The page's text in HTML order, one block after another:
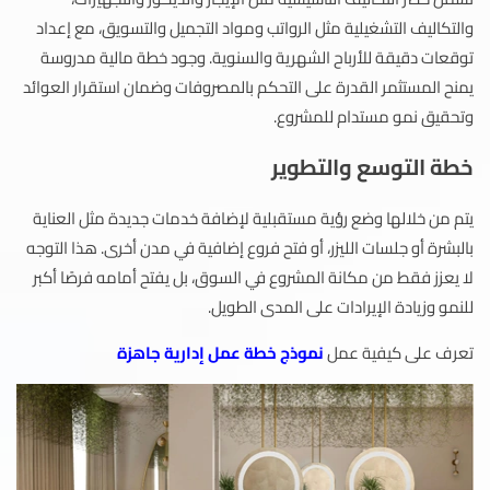
والتكاليف التشغيلية مثل الرواتب ومواد التجميل والتسويق، مع إعداد
توقعات دقيقة للأرباح الشهرية والسنوية. وجود خطة مالية مدروسة
يمنح المستثمر القدرة على التحكم بالمصروفات وضمان استقرار العوائد
وتحقيق نمو مستدام للمشروع.
خطة التوسع والتطوير
يتم من خلالها وضع رؤية مستقبلية لإضافة خدمات جديدة مثل العناية
بالبشرة أو جلسات الليزر، أو فتح فروع إضافية في مدن أخرى. هذا التوجه
لا يعزز فقط من مكانة المشروع في السوق، بل يفتح أمامه فرصًا أكبر
للنمو وزيادة الإيرادات على المدى الطويل.
تعرف على كيفية عملنموذج خطة عمل إدارية جاهزة